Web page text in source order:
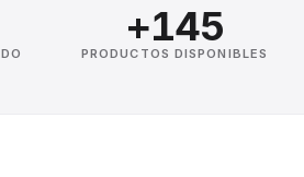
+145
PRODUCTOS DISPONIBLES